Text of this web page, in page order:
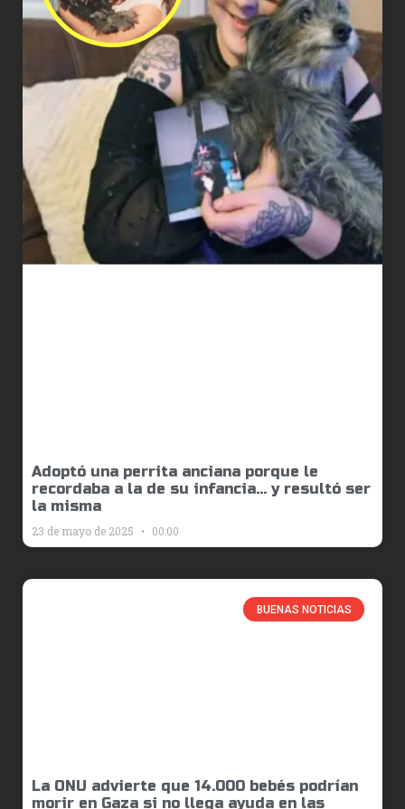
Adoptó una perrita anciana porque le
recordaba a la de su infancia… y resultó ser
la misma
23 de mayo de 2025 00:00
BUENAS NOTICIAS
La ONU advierte que 14.000 bebés podrían
morir en Gaza si no llega ayuda en las